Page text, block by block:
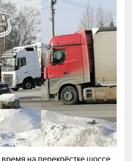
на перекрёстке шоссе